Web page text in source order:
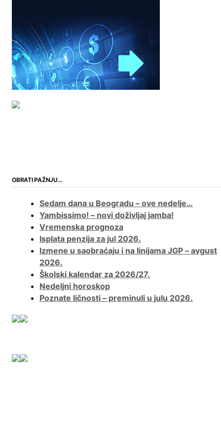
OBRATI PAŽNJU…
Sedam dana u Beogradu – ove nedelje…
Yambissimo! – novi doživljaj jamba!
Vremenska prognoza
Isplata penzija za jul 2026.
Izmene u saobraćaju i na linijama JGP – avgust
2026.
Školski kalendar za 2026/27.
Nedeljni horoskop
Poznate ličnosti – preminuli u julu 2026.